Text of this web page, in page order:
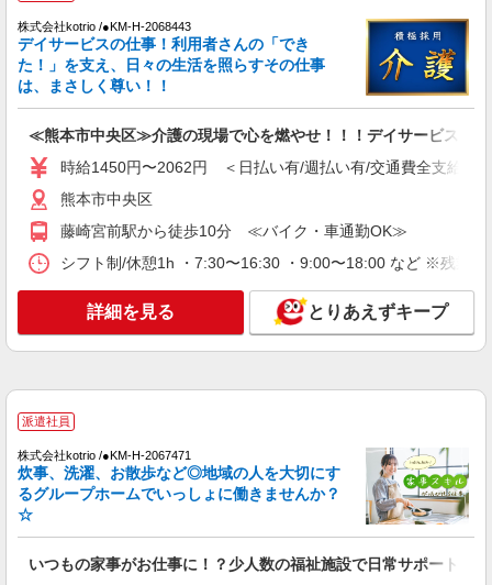
熊本県熊本市中央区 【最寄駅】熊本市電「八
丁馬場」駅 ★マイカー・バイク通勤もOK！（規
定あり） ★勤務地は3000ヶ所以上★ 自宅から通
いやすいエリアなど、お好きな勤務地をお選び下
さい！！
キープ 詳細を見る
アルバイト パート 派遣社員 紹介予定派遣
日研トータルソーシング株式会社 メディカルケア事業部/熊本オフィ
ス
介護スタッフ／資格あり or 経験者
時給1,320円〜1,400円 ◆無資格・経験者：時
給1,320円〜 ◆初任者研修・未経験：時給1,320
護福祉士：時給1,400円〜 ※経験者は3ヶ月以上 ※
給与幅は経験・能力による ★週払いOK（規定あ
り）
業高校前」駅 ★マイカー・バイク通勤もOK！
（規定あり） ★勤務地は3000ヶ所以上★ 自宅か
キープ 詳細を見る
日研トータルソーシング株式会社 メディカルケア事業部/熊本オフィ
ス
未経験・無資格OKの介護スタッフ
時給1,300円〜1,400円 ★週払いOK（規定あ
府」駅 ★マイカー・バイク通勤もOK！（規定あ
株式会社kotrio /●KM-H-2068443
デイサービスの仕事！利用者さんの「でき
た！」を支え、日々の生活を照らすその仕事
は、まさしく尊い！！
≪熊本市中央区≫介護の現場で心を燃やせ！！！デイサービス
時給1450円〜2062円 ＜日払い有/週払い有/交通費全支給(ガ
熊本市中央区
藤崎宮前駅から徒歩10分 ≪バイク・車通勤OK≫
シフト制/休憩1h ・7:30〜16:30 ・9:00〜18:00 など ※残業
詳細を見る とりあえずキープ
派遣社員
株式会社kotrio /●KM-H-2067471
炊事、洗濯、お散歩など◎地域の人を大切にす
るグループホームでいっしょに働きませんか？
☆
いつもの家事がお仕事に！？少人数の福祉施設で日常サポート！